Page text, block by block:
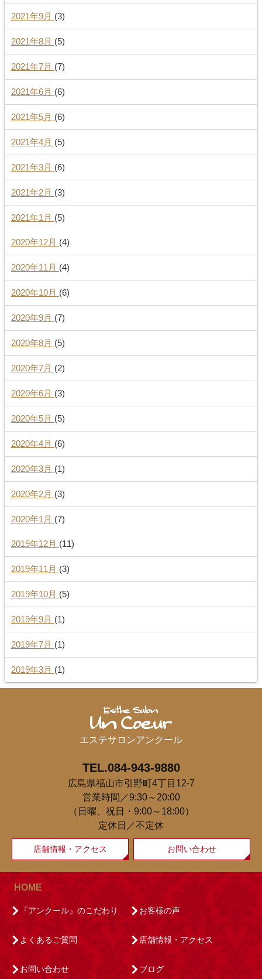
2021年9月 (3)
2021年8月 (5)
2021年7月 (7)
2021年6月 (6)
2021年5月 (6)
2021年4月 (5)
2021年3月 (6)
2021年2月 (3)
2021年1月 (5)
2020年12月 (4)
2020年11月 (4)
2020年10月 (6)
2020年9月 (7)
2020年8月 (5)
2020年7月 (2)
2020年6月 (3)
2020年5月 (5)
2020年4月 (6)
2020年3月 (1)
2020年2月 (3)
2020年1月 (7)
2019年12月 (11)
2019年11月 (3)
2019年10月 (5)
2019年9月 (1)
2019年7月 (1)
2019年3月 (1)
エステサロンアンクール
TEL.084-943-9880
広島県福山市引野町4丁目12-7
営業時間／9:30～20:00
（日曜、祝日・9:00～18:00）
定休日／不定休
店舗情報・アクセス お問い合わせ
HOME
『アンクール』のこだわり お客様の声
よくあるご質問 店舗情報・アクセス
お問い合わせ ブログ